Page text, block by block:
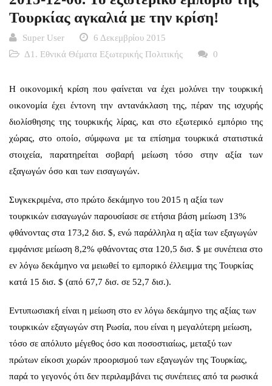
Τουρκίας αγκαλιά με την κρίση!
Super User
6 Δεκεμβρίου 2015
Δ1. Εθνικά Θέματα Εξωτερικής Πολιτικής
0
Η οικονομική κρίση που φαίνεται να έχει μολύνει την τουρκική
οικονομία έχει έντονη την αντανάκλαση της, πέραν της ισχυρής
διολίσθησης της τουρκικής λίρας, και στο εξωτερικό εμπόριο της
χώρας, στο οποίο, σύμφωνα με τα επίσημα τουρκικά στατιστικά
στοιχεία, παρατηρείται σοβαρή μείωση τόσο στην αξία των
εξαγωγών όσο και των εισαγωγών.
Συγκεκριμένα, στο πρώτο δεκάμηνο του 2015 η αξία των
τουρκικών εισαγωγών παρουσίασε σε ετήσια βάση μείωση 13%
φθάνοντας στα 173,2 δισ. $, ενώ παράλληλα η αξία των εξαγωγών
εμφάνισε μείωση 8,2% φθάνοντας στα 120,5 δισ. $ με συνέπεια στο
εν λόγω δεκάμηνο να μειωθεί το εμπορικό έλλειμμα της Τουρκίας
κατά 15 δισ. $ (από 67,7 δισ. σε 52,7 δισ.).
Εντυπωσιακή είναι η μείωση στο εν λόγω δεκάμηνο της αξίας των
τουρκικών εξαγωγών στη Ρωσία, που είναι η μεγαλύτερη μείωση,
τόσο σε απόλυτο μέγεθος όσο και ποσοστιαίως, μεταξύ των
πρώτων είκοσι χωρών προορισμού των εξαγωγών της Τουρκίας,
παρά το γεγονός ότι δεν περιλαμβάνει τις συνέπειες από τα ρωσικά